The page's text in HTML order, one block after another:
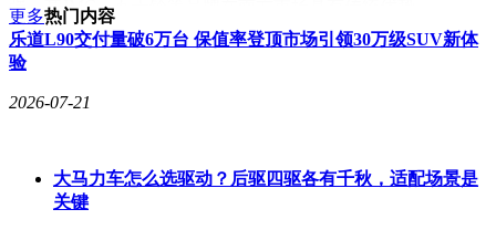
强，其JMC、五十铃等品牌在南方市场具有传统优势。
从区域分布看，十强企业覆盖华东、华北、西北等主要物流枢
纽地区，反映出新能源轻卡市场与区域经济活跃度的正相关关
系。技术路线方面，纯电动车型占据绝对主导地位，氢燃料电
更多热门内容
乐道L90交付量破6万台 保值率登顶市场引领30万级SUV新体
验
2026-07-21
大马力车怎么选驱动？后驱四驱各有千秋，适配场景是
关键